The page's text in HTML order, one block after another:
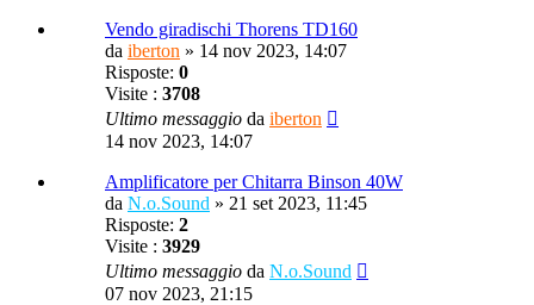
Vendo giradischi Thorens TD160
da iberton » 14 nov 2023, 14:07
Risposte: 0
Visite : 3708
Ultimo messaggio da iberton
14 nov 2023, 14:07
Amplificatore per Chitarra Binson 40W
da N.o.Sound » 21 set 2023, 11:45
Risposte: 2
Visite : 3929
Ultimo messaggio da N.o.Sound
07 nov 2023, 21:15